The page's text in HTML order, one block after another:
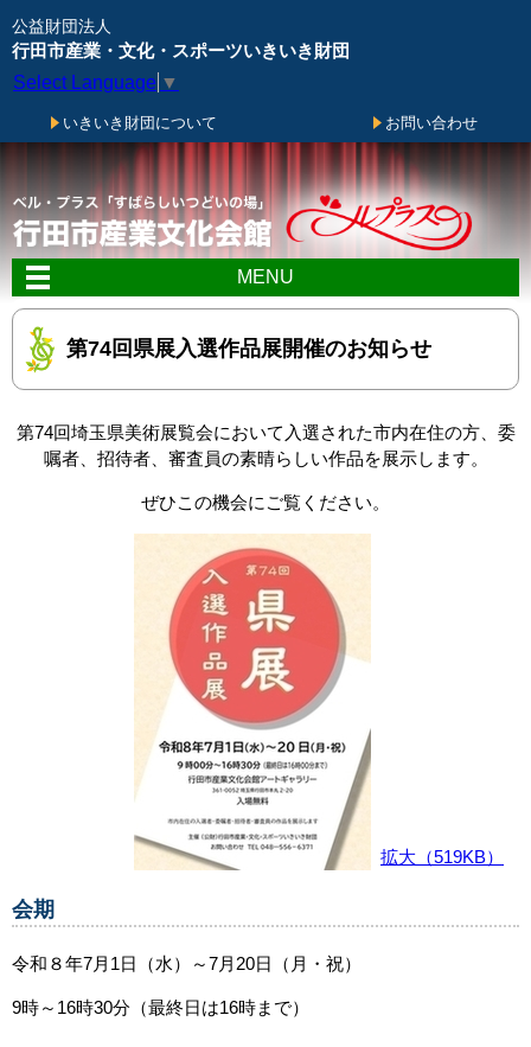
公益財団法人
行田市産業・文化・スポーツいきいき財団
Select Language ▼
いきいき財団について お問い合わせ
MENU
第74回県展入選作品展開催のお知らせ
第74回埼玉県美術展覧会において入選された市内在住の方、委
嘱者、招待者、審査員の素晴らしい作品を展示します。
ぜひこの機会にご覧ください。
拡大 （519KB）
会期
令和８年7月1日（水）～7月20日（月・祝）
9時～16時30分（最終日は16時まで）